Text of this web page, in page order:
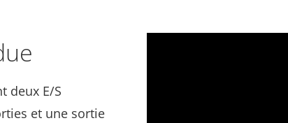
deux E/S
et une sortie